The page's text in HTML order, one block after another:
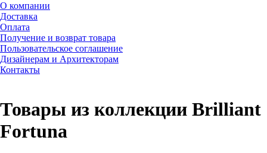
О компании
Доставка
Оплата
Получение и возврат товара
Пользовательское соглашение
Дизайнерам и Архитекторам
Контакты
Товары из коллекции Brilliant
Fortuna